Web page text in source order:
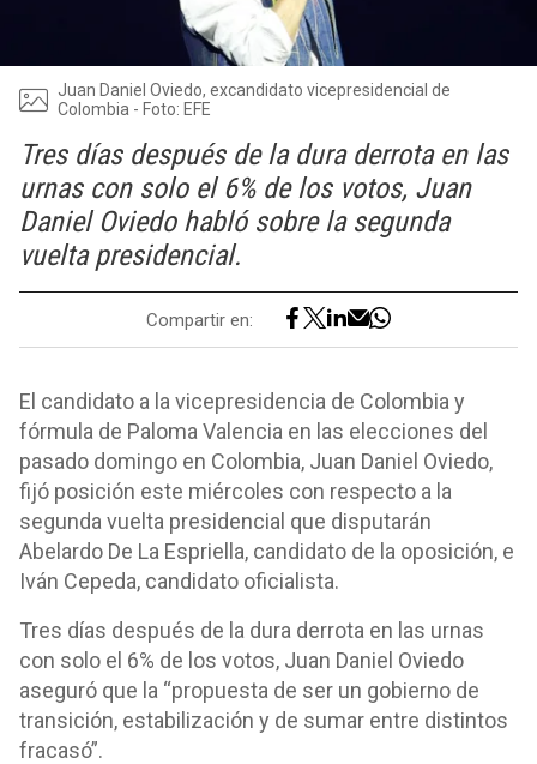
Juan Daniel Oviedo, excandidato vicepresidencial de
Colombia - Foto: EFE
Tres días después de la dura derrota en las
urnas con solo el 6% de los votos, Juan
Daniel Oviedo habló sobre la segunda
vuelta presidencial.
Compartir en:
El candidato a la vicepresidencia de Colombia y
fórmula de Paloma Valencia en las elecciones del
pasado domingo en Colombia, Juan Daniel Oviedo,
fijó posición este miércoles con respecto a la
segunda vuelta presidencial que disputarán
Abelardo De La Espriella, candidato de la oposición, e
Iván Cepeda, candidato oficialista.
Tres días después de la dura derrota en las urnas
con solo el 6% de los votos, Juan Daniel Oviedo
aseguró que la “propuesta de ser un gobierno de
transición, estabilización y de sumar entre distintos
fracasó”.